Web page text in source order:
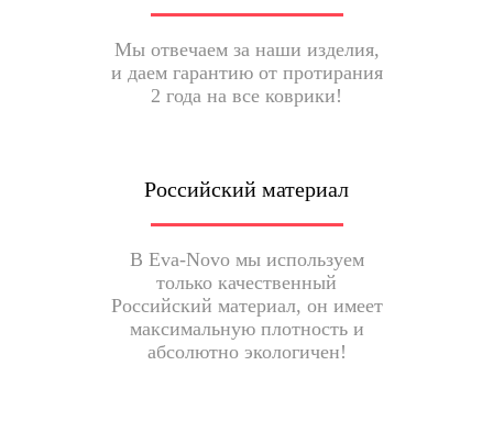
Мы отвечаем за наши изделия,
и даем гарантию от протирания
2 года на все коврики!
Российский материал
В Eva-Novo мы используем
только качественный
Российский материал, он имеет
максимальную плотность и
абсолютно экологичен!